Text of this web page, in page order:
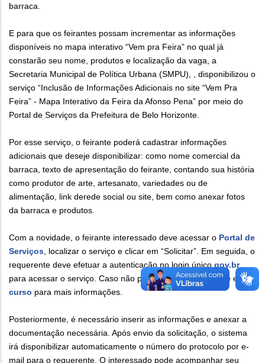
barraca.
E para que os feirantes possam incrementar as informações
disponíveis no mapa interativo “Vem pra Feira” no qual já
constarão seu nome, produtos e localização da vaga, a
Secretaria Municipal de Política Urbana (SMPU), , disponibilizou o
serviço “Inclusão de Informações Adicionais no site “Vem Pra
Feira” - Mapa Interativo da Feira da Afonso Pena” por meio do
Portal de Serviços da Prefeitura de Belo Horizonte.
Por esse serviço, o feirante poderá cadastrar informações
adicionais que deseje disponibilizar: como nome comercial da
barraca, texto de apresentação do feirante, contando sua história
como produtor de arte, artesanato, variedades ou de
alimentação, link derede social ou site, bem como anexar fotos
da barraca e produtos.
Com a novidade, o feirante interessado deve acessar o Portal de
Serviços , localizar o serviço e clicar em “Solicitar”. Em seguida, o
requerente deve efetuar a autenticação no login único gov.br
para acessar o serviço. Caso não possua cadastro, acesse esse
curso para mais informações.
Posteriormente, é necessário inserir as informações e anexar a
documentação necessária. Após envio da solicitação, o sistema
irá disponibilizar automaticamente o número do protocolo por e-
mail para o requerente. O interessado pode acompanhar seu